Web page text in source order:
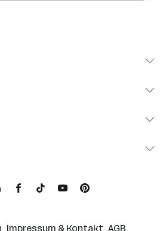
Impressum & Kontakt AGB